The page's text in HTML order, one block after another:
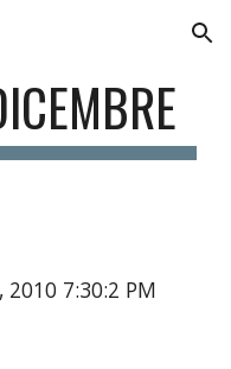
Skip to navigation
7:30:2 PM